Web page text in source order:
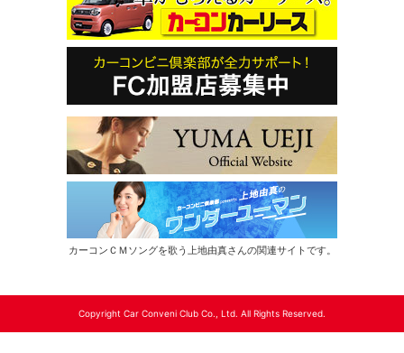
カーコンＣＭソングを歌う上地由真さんの関連サイトです。
Copyright Car Conveni Club Co., Ltd. All Rights Reserved.